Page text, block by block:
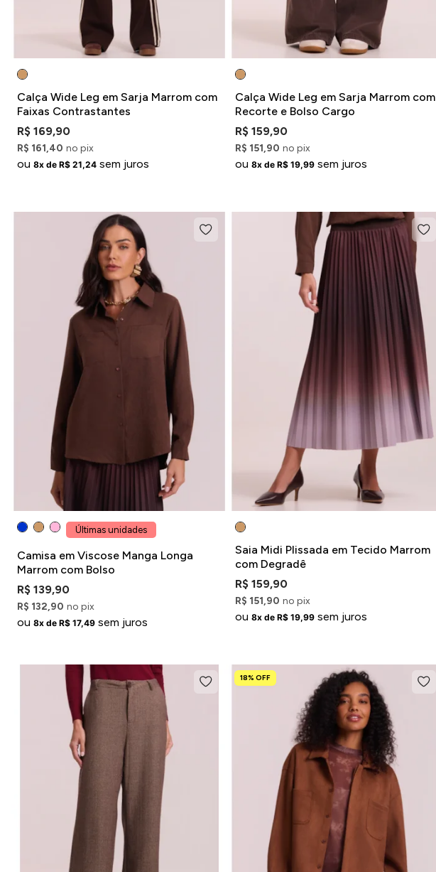
Calça Wide Leg em Sarja Marrom com
Faixas Contrastantes
R$ 169,90
R$ 161,40 no pix
ou8x de R$ 21,24 sem juros
Calça Wide Leg em Sarja Marrom com
Recorte e Bolso Cargo
R$ 159,90
R$ 151,90 no pix
ou8x de R$ 19,99 sem juros
Últimas unidades
Camisa em Viscose Manga Longa
Marrom com Bolso
R$ 139,90
R$ 132,90 no pix
ou8x de R$ 17,49 sem juros
Saia Midi Plissada em Tecido Marrom
com Degradê
R$ 159,90
R$ 151,90 no pix
ou8x de R$ 19,99 sem juros
18% OFF